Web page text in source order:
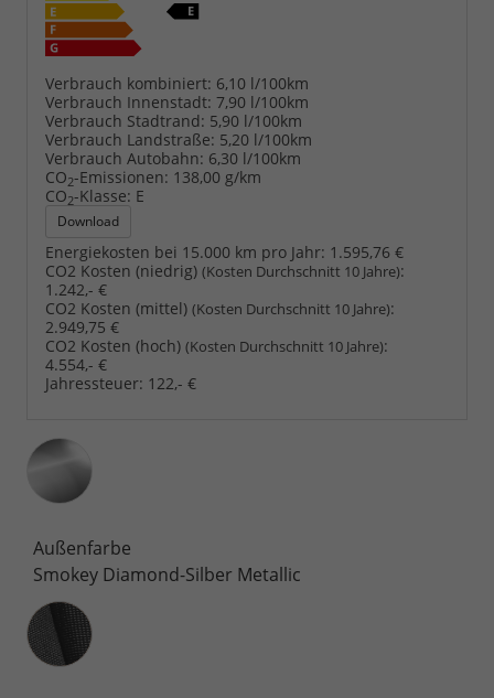
Verbrauch kombiniert: 6,10 l/100km
Verbrauch Innenstadt: 7,90 l/100km
Verbrauch Stadtrand: 5,90 l/100km
Verbrauch Landstraße: 5,20 l/100km
Verbrauch Autobahn: 6,30 l/100km
CO2-Emissionen: 138,00 g/km
CO2-Klasse: E
Download
Energiekosten bei 15.000 km pro Jahr: 1.595,76 €
CO2 Kosten (niedrig) (Kosten Durchschnitt 10 Jahre):
1.242,- €
CO2 Kosten (mittel) (Kosten Durchschnitt 10 Jahre):
2.949,75 €
CO2 Kosten (hoch) (Kosten Durchschnitt 10 Jahre):
4.554,- €
Jahressteuer: 122,- €
Außenfarbe
Smokey Diamond-Silber Metallic
Innenausstattung